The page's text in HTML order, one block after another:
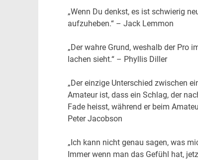
„Wenn Du denkst, es ist schwierig
aufzuheben.“ – Jack Lemmon
„Der wahre Grund, weshalb der Pro
lachen sieht.“ – Phyllis Diller
„Der einzige Unterschied zwischen
Amateur ist, dass ein Schlag, der
Fade heisst, während er beim
Peter Jacobson
„Ich kann nicht genau sagen, was
Immer wenn man das Gefühl hat,